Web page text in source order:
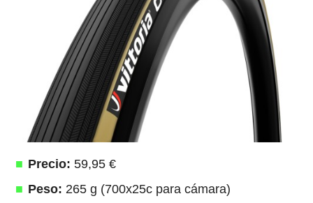
Precio: 59,95 €
Peso: 265 g (700x25c para cámara)